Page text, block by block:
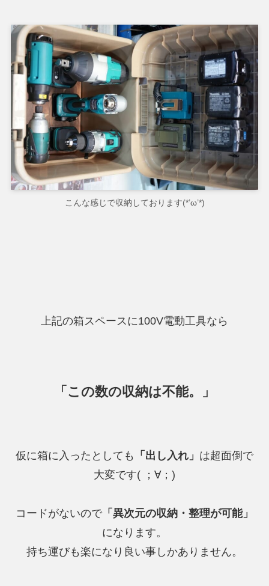
こんな感じで収納しております(*’ω’*)
上記の箱スペースに100V電動工具なら
「この数の収納は不能。」
仮に箱に入ったとしても 「出し入れ」 は超面倒で
大変です( ；∀；)
コードがないので「異次元の収納・整理が可能」
になります。
持ち運びも楽になり良い事しかありません。